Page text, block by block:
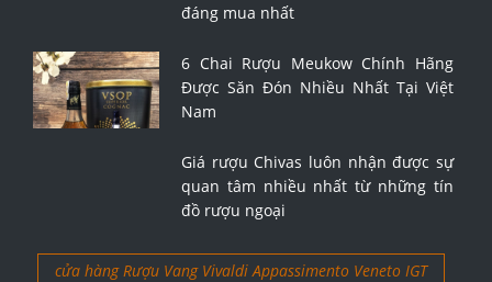
đáng mua nhất
6 Chai Rượu Meukow Chính Hãng
Được Săn Đón Nhiều Nhất Tại Việt
Nam
Giá rượu Chivas luôn nhận được sự
quan tâm nhiều nhất từ những tín
đồ rượu ngoại
cửa hàng Rượu Vang Vivaldi Appassimento Veneto IGT